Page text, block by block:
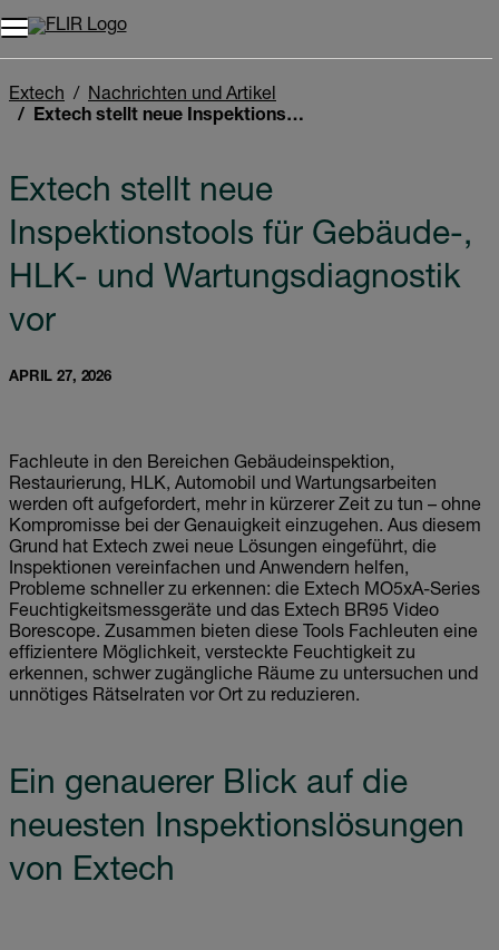
Unread messages
Entfernen
Elemente
Element
In den Warenkorb
Im Warenkorb
Extech
Nachrichten und Artikel
Extech stellt neue Inspektionstools für Gebäude-, HLK- und Wartungsdiagnostik vor
Extech stellt neue
Inspektionstools für Gebäude-,
HLK- und Wartungsdiagnostik
vor
APRIL 27, 2026
Fachleute in den Bereichen Gebäudeinspektion,
Restaurierung, HLK, Automobil und Wartungsarbeiten
werden oft aufgefordert, mehr in kürzerer Zeit zu tun – ohne
Kompromisse bei der Genauigkeit einzugehen. Aus diesem
Grund hat Extech zwei neue Lösungen eingeführt, die
Inspektionen vereinfachen und Anwendern helfen,
Probleme schneller zu erkennen: die Extech MO5xA-Series
Feuchtigkeitsmessgeräte und das Extech BR95 Video
Borescope. Zusammen bieten diese Tools Fachleuten eine
effizientere Möglichkeit, versteckte Feuchtigkeit zu
erkennen, schwer zugängliche Räume zu untersuchen und
unnötiges Rätselraten vor Ort zu reduzieren.
Ein genauerer Blick auf die
neuesten Inspektionslösungen
von Extech